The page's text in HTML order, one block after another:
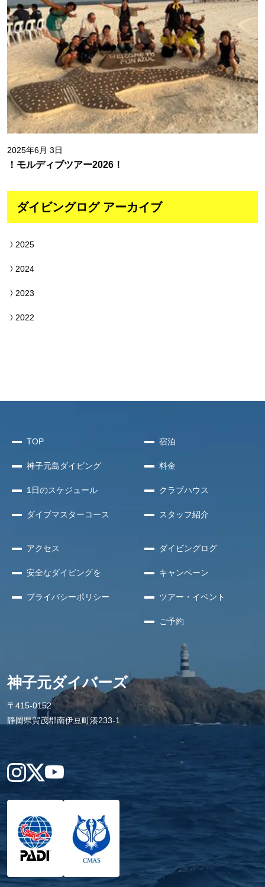
2025年6月 3日
！モルディブツアー2026！
ダイビングログ アーカイブ
2025
2024
2023
2022
TOP
神子元島ダイビング
1日のスケジュール
ダイブマスターコース
宿泊
料金
クラブハウス
スタッフ紹介
アクセス
安全なダイビングを
プライバシーポリシー
ダイビングログ
キャンペーン
ツアー・イベント
ご予約
神子元ダイバーズ
〒415-0152
静岡県賀茂郡南伊豆町湊233-1
Instagram